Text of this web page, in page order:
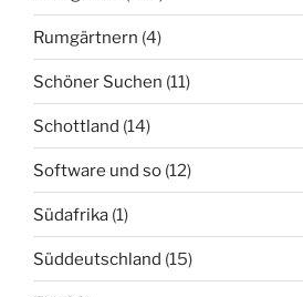
Rumgärtnern (4)
Schöner Suchen (11)
Schottland (14)
Software und so (12)
Südafrika (1)
Süddeutschland (15)